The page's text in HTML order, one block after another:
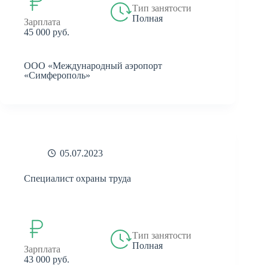
Зарплата
45 000 руб.
Тип занятости
Полная
ООО «Международный аэропорт
«Симферополь»
05.07.2023
Специалист охраны труда
Зарплата
43 000 руб.
Тип занятости
Полная